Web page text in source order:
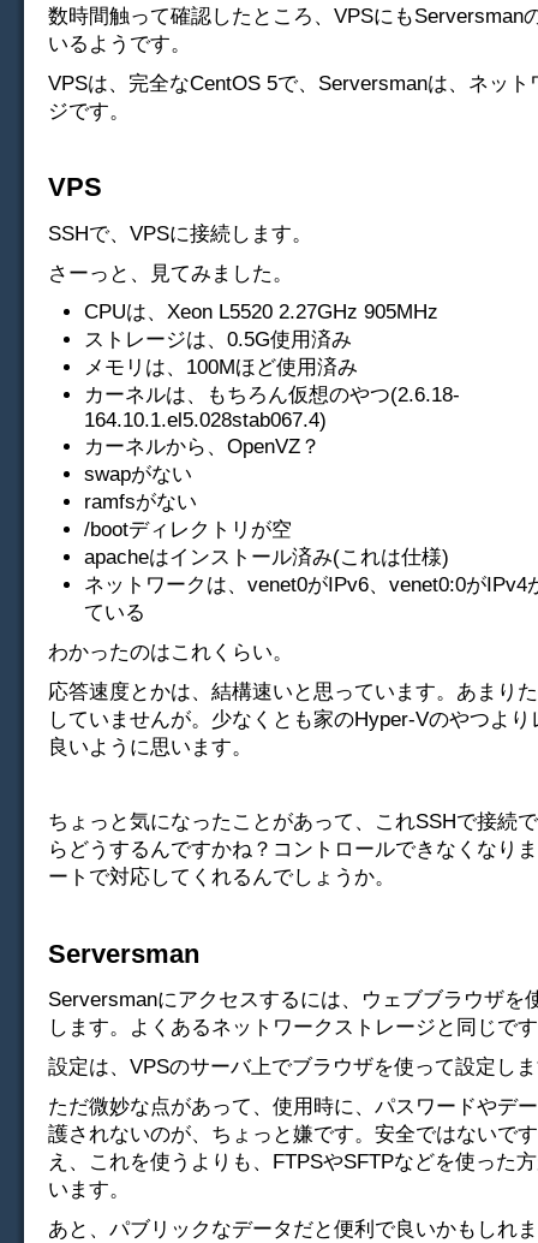
数時間触って確認したところ、VPSにもServersman
いるようです。
VPSは、完全なCentOS 5で、Serversmanは、ネット
ジです。
VPS
SSHで、VPSに接続します。
さーっと、見てみました。
CPUは、Xeon L5520 2.27GHz 905MHz
ストレージは、0.5G使用済み
メモリは、100Mほど使用済み
カーネルは、もちろん仮想のやつ(2.6.18-
164.10.1.el5.028stab067.4)
カーネルから、OpenVZ？
swapがない
ramfsがない
/bootディレクトリが空
apacheはインストール済み(これは仕様)
ネットワークは、venet0がIPv6、venet0:0がIPv4
ている
わかったのはこれくらい。
応答速度とかは、結構速いと思っています。あまり
していませんが。少なくとも家のHyper-Vのやつよ
良いように思います。
ちょっと気になったことがあって、これSSHで接続
らどうするんですかね？コントロールできなくなり
ートで対応してくれるんでしょうか。
Serversman
Serversmanにアクセスするには、ウェブブラウザを
します。よくあるネットワークストレージと同じで
設定は、VPSのサーバ上でブラウザを使って設定し
ただ微妙な点があって、使用時に、パスワードやデ
護されないのが、ちょっと嫌です。安全ではないで
え、これを使うよりも、FTPSやSFTPなどを使った
います。
あと、パブリックなデータだと便利で良いかもしれ